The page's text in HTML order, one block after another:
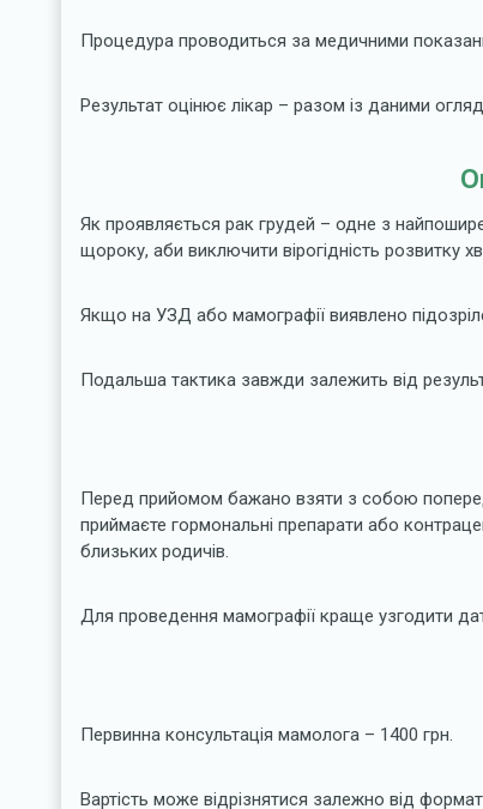
Процедура проводиться за медичними
Результат оцінює лікар – разом із даними
Як проявляється рак грудей – одне з
щороку, аби виключити вірогідність розвитку
Якщо на УЗД або мамографії виявлено
Подальша тактика завжди залежить від
Перед прийомом бажано взяти з собою
приймаєте гормональні препарати або
близьких родичів.
Для проведення мамографії краще узгодити
Первинна консультація мамолога – 1400 грн.
Вартість може відрізнятися залежно від